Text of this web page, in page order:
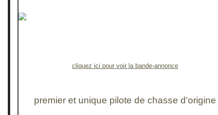
cliquez ici pour voir la bande-annonce
premier et unique pilote de chasse d'origine